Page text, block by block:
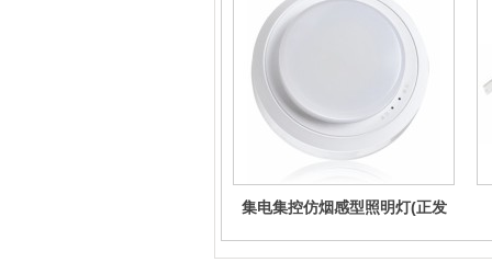
集电集控仿烟感型照明灯(正发